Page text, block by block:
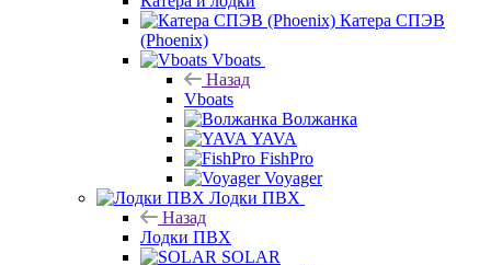
Катера СПЭВ
(Phoenix)
Vboats
Назад
Vboats
Волжанка
YAVA
FishPro
Voyager
Лодки ПВХ
Назад
Лодки ПВХ
SOLAR